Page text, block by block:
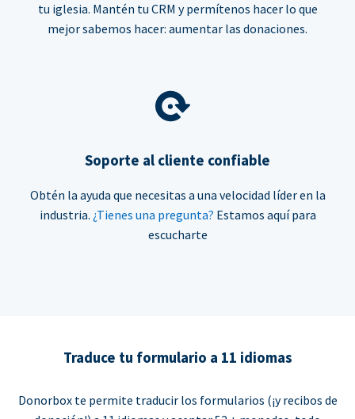
tu iglesia. Mantén tu CRM y permítenos hacer lo que
mejor sabemos hacer: aumentar las donaciones.
Soporte al cliente confiable
Obtén la ayuda que necesitas a una velocidad líder en la
industria. ¿Tienes una pregunta? Estamos aquí para
escucharte
Traduce tu formulario a 11 idiomas
Donorbox te permite traducir los formularios (¡y recibos de